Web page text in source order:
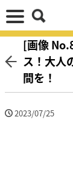
[画像
ス！大人
間を！
2023/07/25